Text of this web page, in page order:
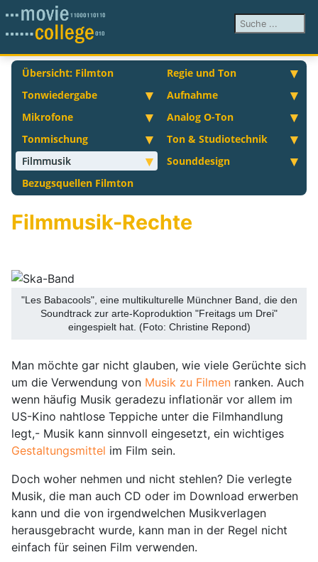
Suchen ...
Übersicht: Filmton
Regie und Ton
Tonwiedergabe
Aufnahme
Mikrofone
Analog O-Ton
Tonmischung
Ton & Studiotechnik
Filmmusik
Sounddesign
Bezugsquellen Filmton
Filmmusik-Rechte
"Les Babacools", eine multikulturelle Münchner Band, die den
Soundtrack zur arte-Koproduktion "Freitags um Drei"
eingespielt hat. (Foto: Christine Repond)
Man möchte gar nicht glauben, wie viele Gerüchte sich
um die Verwendung von Musik zu Filmen ranken. Auch
wenn häufig Musik geradezu inflationär vor allem im
US-Kino nahtlose Teppiche unter die Filmhandlung
legt,- Musik kann sinnvoll eingesetzt, ein wichtiges
Gestaltungsmittel im Film sein.
Doch woher nehmen und nicht stehlen? Die verlegte
Musik, die man auch CD oder im Download erwerben
kann und die von irgendwelchen Musikverlagen
herausgebracht wurde, kann man in der Regel nicht
einfach für seinen Film verwenden.